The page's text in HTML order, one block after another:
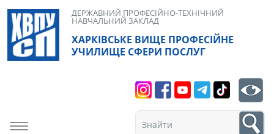
Skip
content
ХАРКІВСЬКЕ ВИЩЕ ПРОФЕСІЙНЕ
УЧИЛИЩЕ СФЕРИ ПОСЛУГ
ДЕРЖАВНИЙ ПРОФЕСІЙНО-ТЕХНІЧНИЙ
НАВЧАЛЬНИЙ ЗАКЛАД
Toggle navigation
1